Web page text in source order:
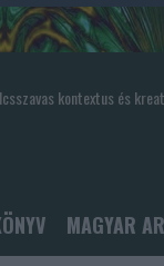
kontextus és
MAGYAR